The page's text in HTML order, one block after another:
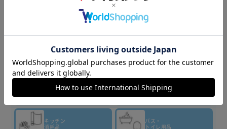
商品はアイリスプラザがセレクトしたオススメ商品です。
商品情報
▼その他 商品はこちら▼
ティッシュ・
トイレット
ペーパー
洗剤・柔軟剤
キッチン
消耗品
バス・
トイレ用品